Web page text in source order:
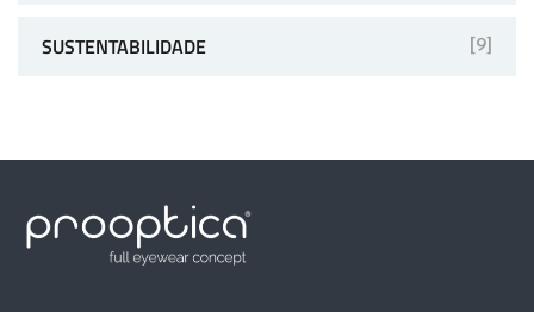
SUSTENTABILIDADE [9]